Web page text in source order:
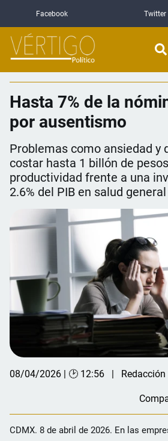
Facebook Twitter
Hasta 7% de la
por ausentismo
Problemas como ansiedad y
costar hasta 1 billón de
productividad frente a una
2.6% del PIB en salud general
08/04/2026 | 🕑 12:56 Redacción
CDMX. 8 de abril de 2026. En las